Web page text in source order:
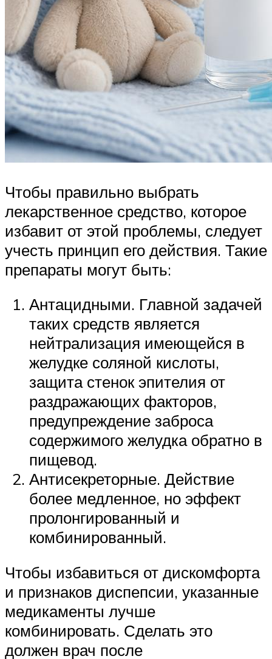
Чтобы правильно выбрать
лекарственное средство, которое
избавит от этой проблемы, следует
учесть принцип его действия. Такие
препараты могут быть:
Антацидными. Главной задачей
таких средств является
нейтрализация имеющейся в
желудке соляной кислоты,
защита стенок эпителия от
раздражающих факторов,
предупреждение заброса
содержимого желудка обратно в
пищевод.
Антисекреторные. Действие
более медленное, но эффект
пролонгированный и
комбинированный.
Чтобы избавиться от дискомфорта
и признаков диспепсии, указанные
медикаменты лучше
комбинировать. Сделать это
должен врач после